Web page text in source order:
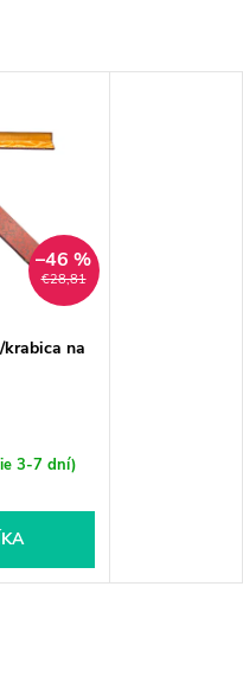
€28,81
–46 %
krabica na
3-7 dní)